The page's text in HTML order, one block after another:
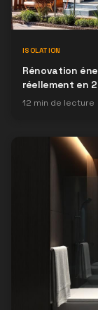
ISOLATION
Rénovation
réellement en
12 min de lecture